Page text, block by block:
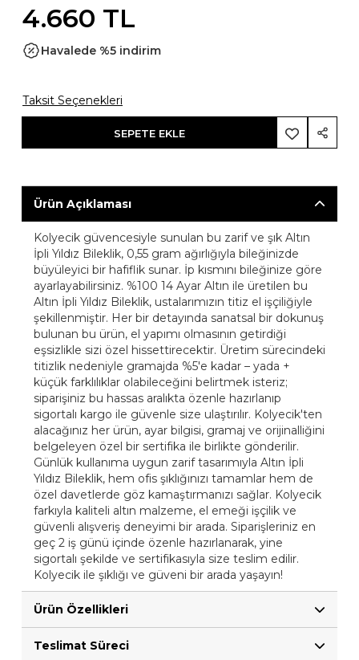
4.660 TL
Havalede %5 indirim
Taksit Seçenekleri
SEPETE EKLE
Ürün Açıklaması
Kolyecik güvencesiyle sunulan bu zarif ve şık Altın
İpli Yıldız Bileklik, 0,55 gram ağırlığıyla bileğinizde
büyüleyici bir hafiflik sunar. İp kısmını bileğinize göre
ayarlayabilirsiniz. %100 14 Ayar Altın ile üretilen bu
Altın İpli Yıldız Bileklik, ustalarımızın titiz el işçiliğiyle
şekillenmiştir. Her bir detayında sanatsal bir dokunuş
bulunan bu ürün, el yapımı olmasının getirdiği
eşsizlikle sizi özel hissettirecektir. Üretim sürecindeki
titizlik nedeniyle gramajda %5'e kadar – yada +
küçük farklılıklar olabileceğini belirtmek isteriz;
siparişiniz bu hassas aralıkta özenle hazırlanıp
sigortalı kargo ile güvenle size ulaştırılır. Kolyecik'ten
alacağınız her ürün, ayar bilgisi, gramaj ve orijinalliğini
belgeleyen özel bir sertifika ile birlikte gönderilir.
Günlük kullanıma uygun zarif tasarımıyla Altın İpli
Yıldız Bileklik, hem ofis şıklığınızı tamamlar hem de
özel davetlerde göz kamaştırmanızı sağlar. Kolyecik
farkıyla kaliteli altın malzeme, el emeği işçilik ve
güvenli alışveriş deneyimi bir arada. Siparişleriniz en
geç 2 iş günü içinde özenle hazırlanarak, yine
sigortalı şekilde ve sertifikasıyla size teslim edilir.
Kolyecik ile şıklığı ve güveni bir arada yaşayın!
Ürün Özellikleri
Teslimat Süreci